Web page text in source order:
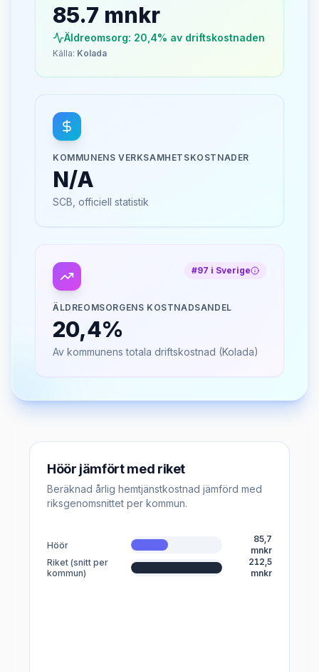
85.7 mnkr
Äldreomsorg: 20,4% av driftskostnaden
Källa: Kolada
KOMMUNENS VERKSAMHETSKOSTNADER
N/A
SCB, officiell statistik
#97 i Sverige
ÄLDREOMSORGENS KOSTNADSANDEL
20,4%
Av kommunens totala driftskostnad (Kolada)
Höör jämfört med riket
Beräknad årlig hemtjänstkostnad jämförd med
riksgenomsnittet per kommun.
Höör
85,7
mnkr
Riket (snitt per
kommun)
212,5
mnkr